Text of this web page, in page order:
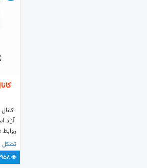
آزاد
روابط
و
تشکل
958